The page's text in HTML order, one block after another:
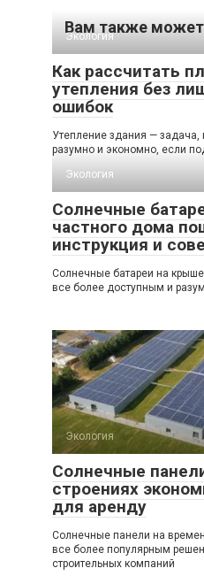
Вам также может
Экология
Как рассчитать
утепления без
ошибок
Утепление здания —
разумно и экономно, если
Экология
Солнечные
частного дома
инструкция и
Солнечные батареи на
все более доступным и
Экология
Солнечные
строениях
для аренду
Солнечные панели на
все более популярным
строительных компаний